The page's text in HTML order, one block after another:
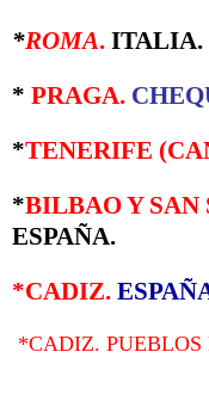
*ROMA. ITALIA.
* PRAGA.
*TENERIFE
*BILBAO Y SAN
ESPAÑA.
*CADIZ.
*CADIZ. PUEBLOS